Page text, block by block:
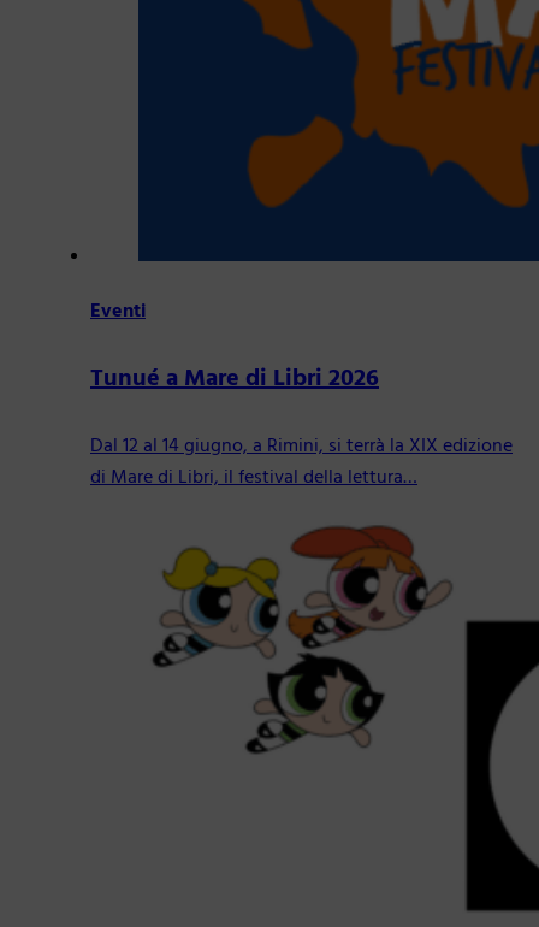
Eventi
Tunué a Mare di Libri 2026
Dal 12 al 14 giugno, a Rimini, si terrà la XIX edizione
di Mare di Libri, il festival della lettura…